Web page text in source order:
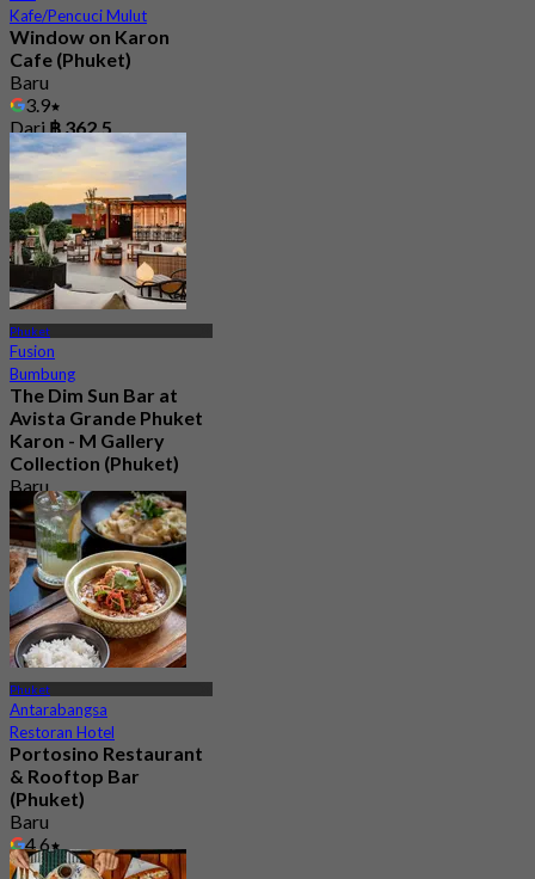
Kafe/Pencuci Mulut
Window on Karon
Cafe (Phuket)
Baru
3.9
Dari ฿ 362.5
Phuket
Fusion
Bumbung
The Dim Sun Bar at
Avista Grande Phuket
Karon - M Gallery
Collection (Phuket)
Baru
5.0
Dari฿ 1,299
Phuket
Antarabangsa
Restoran Hotel
Portosino Restaurant
& Rooftop Bar
(Phuket)
Baru
4.6
Dari฿ 530